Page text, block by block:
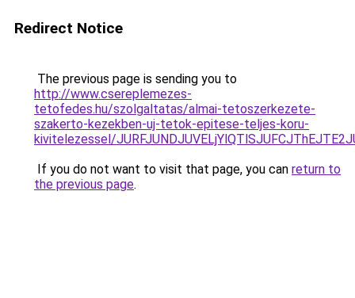
Redirect Notice
The previous page is sending you to
http://www.csereplemezes-
tetofedes.hu/szolgaltatas/almai-tetoszerkezete-
szakerto-kezekben-uj-tetok-epitese-teljes-koru-
kivitelezessel/
If you do not want to visit that page, you can return to
the previous page.